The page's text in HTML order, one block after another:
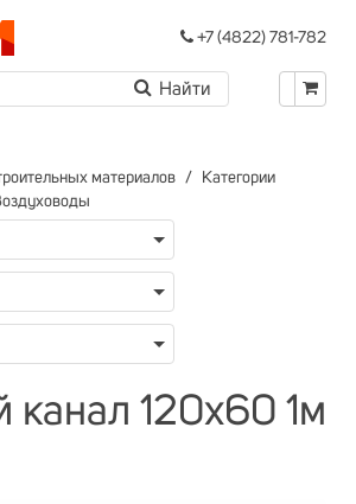
+7 (4822) 781-782
материалов
Категории
канал 120х60 1м